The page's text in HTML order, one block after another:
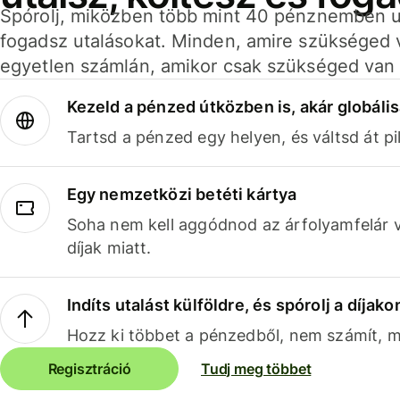
Spórolj, miközben több mint 40 pénznemben
fogadsz utalásokat. Minden, amire szükséged
egyetlen számlán, amikor csak szükséged van
Kezeld a pénzed útközben is, akár
Tartsd a pénzed egy helyen, és váltsd át
Egy nemzetközi betéti kártya
Soha nem kell aggódnod az árfolyamfelár
díjak miatt.
Indíts utalást külföldre, és spórolj a
Hozz ki többet a pénzedből, nem számít,
Regisztráció Tudj meg többet